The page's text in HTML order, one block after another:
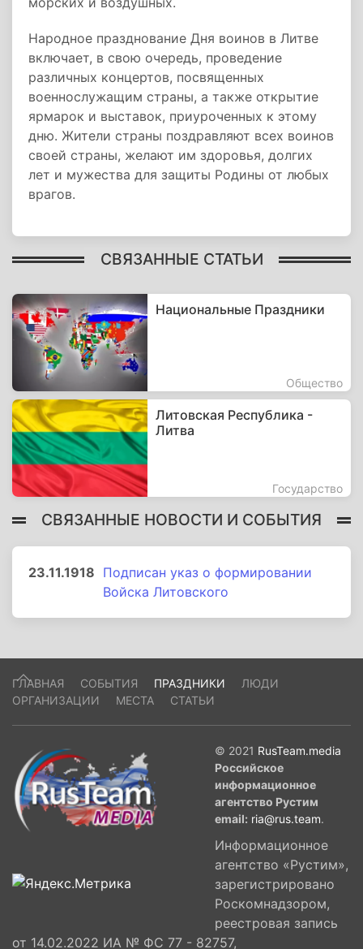
Народное празднование Дня воинов в Литве
включает, в свою очередь, проведение
различных концертов, посвященных
военнослужащим страны, а также открытие
ярмарок и выставок, приуроченных к этому
дню. Жители страны поздравляют всех воинов
своей страны, желают им здоровья, долгих
лет и мужества для защиты Родины от любых
врагов.
СВЯЗАННЫЕ СТАТЬИ
Национальные Праздники
Общество
Литовская Республика -
Литва
Государство
СВЯЗАННЫЕ НОВОСТИ И СОБЫТИЯ
23.11.1918 Подписан указ о формировании
Войска Литовского
ГЛАВНАЯ СОБЫТИЯ ПРАЗДНИКИ
ЛЮДИ
ОРГАНИЗАЦИИ
МЕСТА СТАТЬИ
© 2021 RusTeam.media
Российское
информационное
агентство Рустим
email: ria@rus.team.
Информационное
агентство «Рустим»,
зарегистрировано
Роскомнадзором,
реестровая запись
от 14.02.2022 ИА № ФС 77 - 82757,